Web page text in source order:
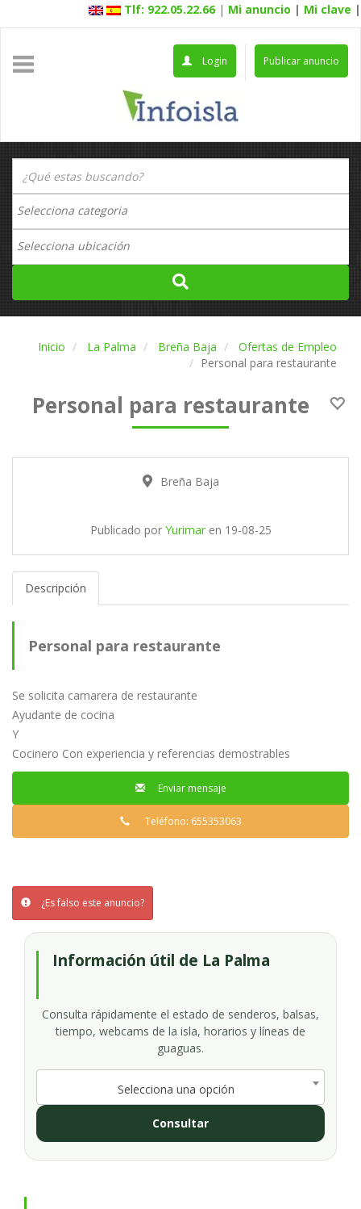
Tlf: 922.05.22.66 | Mi anuncio | Mi clave |
Publicar anuncio
Login
Inicio La Palma Breña Baja
Ofertas de Empleo
Personal para restaurante
Personal para restaurante
Breña Baja
Publicado por Yurimaren 19-08-25
Descripción
Personal para restaurante
Se solicita camarera de restaurante
Ayudante de cocina
Y
Cocinero Con experiencia y referencias demostrables
Enviar mensaje
Teléfono: 655353063
¿Es falso este anuncio?
Información útil de La Palma
Consulta rápidamente el estado de senderos, balsas,
tiempo, webcams de la isla, horarios y líneas de
guaguas.
Selecciona una opción
Consultar